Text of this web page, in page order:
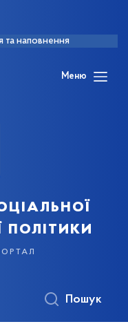
та наповнення
Меню
політики
Пошук